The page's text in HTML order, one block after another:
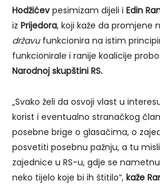
Hodžićevpesimizam dijeli i Edin
iz Prijedora, koji kaže da promjene
državufunkcionira na istim
funkcionirale i ranije koalicije
Narodnoj skupštini RS.
„Svako želi da osvoji vlast u
korist i eventualno stranačkog
posebne brige o glasačima, o
posvetiti posebnu pažnju, a tu
zajednice u RS-u, gdje se
neko tijelo koje bi ih štitilo“, kaže